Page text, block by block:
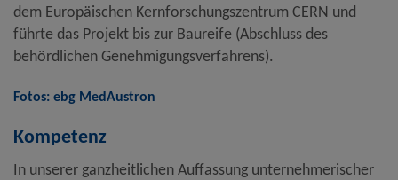
dem Europäischen Kernforschungszentrum CERN und
führte das Projekt bis zur Baureife (Abschluss des
behördlichen Genehmigungsverfahrens).
Fotos: ebg MedAustron
Kompetenz
In unserer ganzheitlichen Auffassung unternehmerischer